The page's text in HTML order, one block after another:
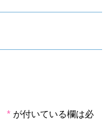
* が付いている欄は必